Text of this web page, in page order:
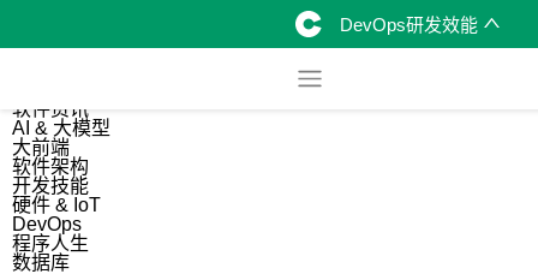
DevOps研发效能
软件资讯
AI & 大模型
大前端
软件架构
开发技能
硬件 & IoT
DevOps
程序人生
数据库